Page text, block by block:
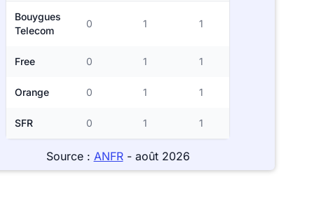
Bouygues
Telecom
0 1 1
Free 0 1 1
Orange 0 1 1
SFR 0 1 1
Source : ANFR- août 2026